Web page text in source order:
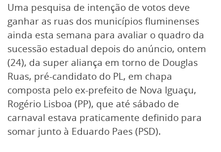
Uma pesquisa de intenção de votos deve
ganhar as ruas dos municípios fluminenses
ainda esta semana para avaliar o quadro da
sucessão estadual depois do anúncio, ontem
(24), da super aliança em torno de Douglas
Ruas, pré-candidato do PL, em chapa
composta pelo ex-prefeito de Nova Iguaçu,
Rogério Lisboa (PP), que até sábado de
carnaval estava praticamente definido para
somar junto à Eduardo Paes (PSD).